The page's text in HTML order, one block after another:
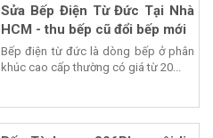
Sửa Bếp Điện Từ Đức Tại Nhà
HCM - thu bếp cũ đổi bếp mới
Bếp điện từ đức là dòng bếp ở phân
khúc cao cấp thường có giá từ 20...